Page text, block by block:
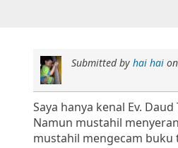
Submitted by hai hai on
Saya hanya kenal Ev.
Namun mustahil
mustahil mengecam buku